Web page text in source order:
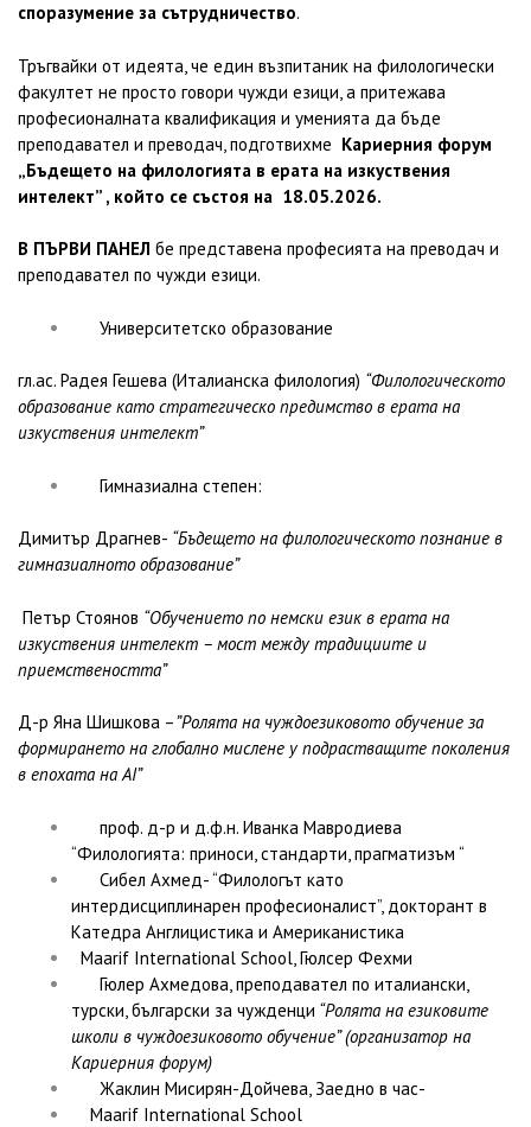
споразумение за сътрудничество.
Тръгвайки от идеята, че един възпитаник на филологически
факултет не просто говори чужди езици, а притежава
професионалната квалификация и уменията да бъде
преподавател и преводач, подготвихме Кариерния форум
„Бъдещето на филологията в ерата на изкуствения
интелект” , който се състоя на 18.05.2026.
В ПЪРВИ ПАНЕЛ бе представена професията на преводач и
преподавател по чужди езици.
Университетско образование
гл.ас. Радея Гешева (Италианска филология) “Филологическото
образование като стратегическо предимство в ерата на
изкуствения интелект”
Гимназиална степен:
Димитър Драгнев- “Бъдещето на филологическото познание в
гимназиалното образование”
Петър Стоянов “Обучението по немски език в ерата на
изкуствения интелект – мост между традициите и
приемствеността”
Д-р Яна Шишкова –”Ролята на чуждоезиковото обучение за
формирането на глобално мислене у подрастващите поколения
в епохата на AI”
проф. д-р и д.ф.н. Иванка Мавродиева
“Филологията: приноси, стандарти, прагматизъм “
Сибел Ахмед- “Филологът като
интердисциплинарен професионалист”, докторант в
Катедра Англицистика и Американистика
Maarif International School, Гюлсер Фехми
Гюлер Ахмедова, преподавател по италиански,
турски, български за чужденци “Ролята на езиковите
школи в чуждоезиковото обучение” (организатор на
Кариерния форум)
Жаклин Мисирян-Дойчева, Заедно в час-
Maarif International School